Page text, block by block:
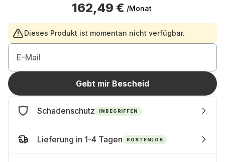
162,49 € /Monat
Dieses Produkt ist momentan nicht verfügbar.
E-Mail
Gebt mir Bescheid
Schadenschutz INBEGRIFFEN
Lieferung in 1-4 Tagen KOSTENLOS